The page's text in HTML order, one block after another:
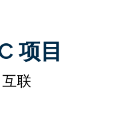
项目
联